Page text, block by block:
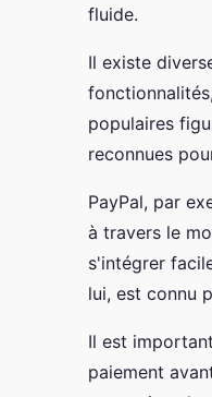
fluide.
Il existe
populaires
reconnues
PayPal, par
à travers le
s'intégrer
lui, est connu
Il est
paiement